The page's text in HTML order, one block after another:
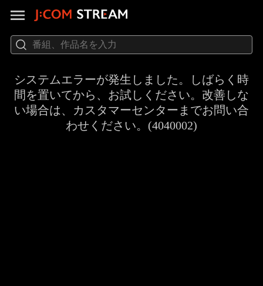
システムエラーが発生しました。しばらく時
間を置いてから、お試しください。改善しな
い場合は、カスタマーセンターまでお問い合
わせください。(4040002)